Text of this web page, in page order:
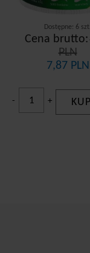
Dostępne: 6 szt.
Cena brutto:
PLN
7,87 PLN
- +